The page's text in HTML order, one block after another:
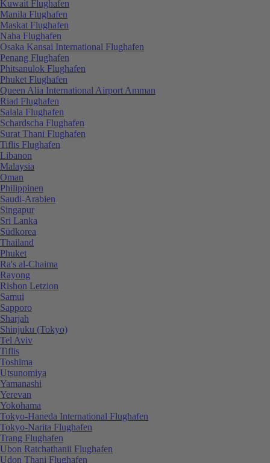
Kuwait Flughafen
Manila Flughafen
Maskat Flughafen
Naha Flughafen
Osaka Kansai International Flughafen
Penang Flughafen
Phitsanulok Flughafen
Phuket Flughafen
Queen Alia International Airport Amman
Riad Flughafen
Salala Flughafen
Schardscha Flughafen
Surat Thani Flughafen
Tiflis Flughafen
Libanon
Malaysia
Oman
Philippinen
Saudi-Arabien
Singapur
Sri Lanka
Südkorea
Thailand
Phuket
Ra's al-Chaima
Rayong
Rishon Letzion
Samui
Sapporo
Sharjah
Shinjuku (Tokyo)
Tel Aviv
Tiflis
Toshima
Utsunomiya
Yamanashi
Yerevan
Yokohama
Tokyo-Haneda International Flughafen
Tokyo-Narita Flughafen
Trang Flughafen
Ubon Ratchathanii Flughafen
Udon Thani Flughafen